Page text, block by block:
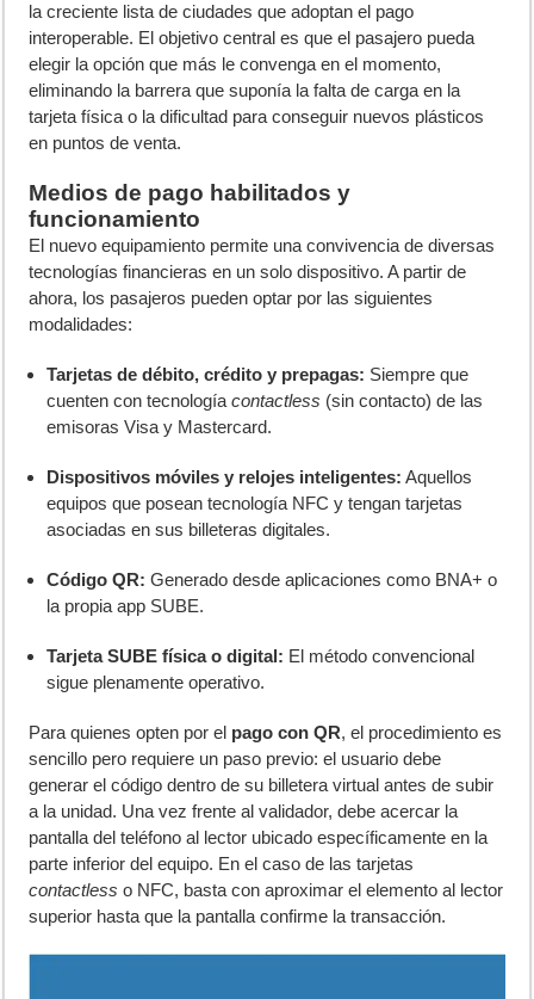
la creciente lista de ciudades que adoptan el pago
interoperable. El objetivo central es que el pasajero pueda
elegir la opción que más le convenga en el momento,
eliminando la barrera que suponía la falta de carga en la
tarjeta física o la dificultad para conseguir nuevos plásticos
en puntos de venta.
Medios de pago habilitados y
funcionamiento
El nuevo equipamiento permite una convivencia de diversas
tecnologías financieras en un solo dispositivo. A partir de
ahora, los pasajeros pueden optar por las siguientes
modalidades:
Tarjetas de débito, crédito y prepagas: Siempre que
cuenten con tecnologíacontactless (sin contacto) de las
emisoras Visa y Mastercard.
Dispositivos móviles y relojes inteligentes: Aquellos
equipos que posean tecnología NFC y tengan tarjetas
asociadas en sus billeteras digitales.
Código QR: Generado desde aplicaciones como BNA+ o
la propia app SUBE.
Tarjeta SUBE física o digital: El método convencional
sigue plenamente operativo.
Para quienes opten por el pago con QR, el procedimiento es
sencillo pero requiere un paso previo: el usuario debe
generar el código dentro de su billetera virtual antes de subir
a la unidad. Una vez frente al validador, debe acercar la
pantalla del teléfono al lector ubicado específicamente en la
parte inferior del equipo. En el caso de las tarjetas
contactless o NFC, basta con aproximar el elemento al lector
superior hasta que la pantalla confirme la transacción.